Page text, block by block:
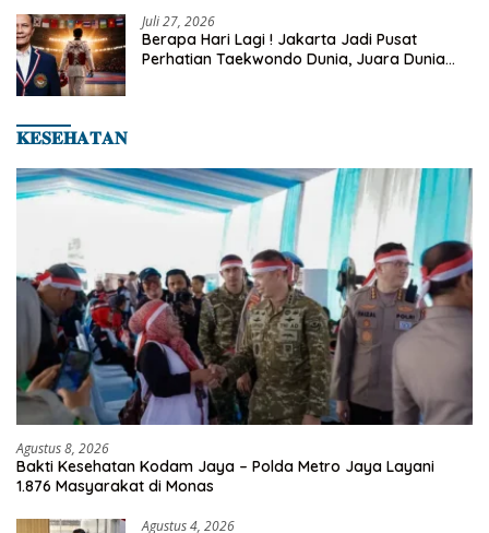
Juli 27, 2026
Berapa Hari Lagi ! Jakarta Jadi Pusat
Perhatian Taekwondo Dunia, Juara Dunia
𝐊𝐄𝐒𝐄𝐇𝐀𝐓𝐀𝐍
Agustus 8, 2026
Bakti Kesehatan Kodam Jaya – Polda Metro Jaya Layani
1.876 Masyarakat di Monas
Agustus 4, 2026